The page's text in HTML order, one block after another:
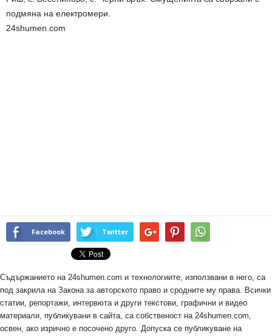
подмяна на електромери.
24shumen.com
Facebook Twitter
Съдържанието на 24shumen.com и технологиите, използвани в него, са
под закрила на Закона за авторското право и сродните му права. Всички
статии, репортажи, интервюта и други текстови, графични и видео
материали, публикувани в сайта, са собственост на 24shumen.com,
освен, ако изрично е посочено друго. Допуска се публикуване на